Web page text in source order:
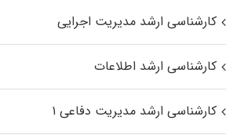
کارشناسی ارشد مدیریت اجرایی
کارشناسی ارشد اطلاعات
کارشناسی ارشد مدیریت دفاعی ۱